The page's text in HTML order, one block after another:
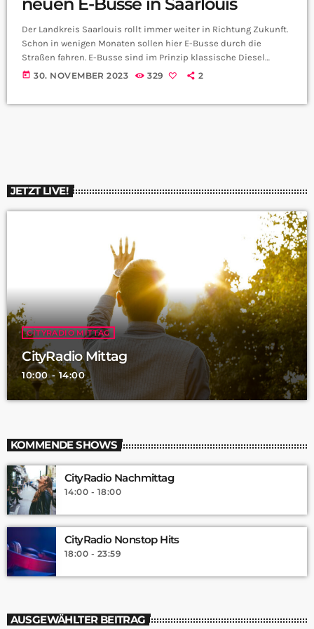
Der Landkreis Saarlouis rollt immer weiter in Richtung Zukunft.
Schon in wenigen Monaten sollen hier E-Busse durch die
Straßen fahren. E-Busse sind im Prinzip klassische Diesel
Busse, die eben mit einem Elektro Motor betrieben werden. Wir
today 30. NOVEMBER 2023 329 2
JETZT LIVE!
CITYRADIO MITTAG
CityRadio Mittag
10:00 - 14:00
KOMMENDE SHOWS
CityRadio Nachmittag
14:00 - 18:00
CityRadio Nonstop Hits
18:00 - 23:59
AUSGEWÄHLTER BEITRAG